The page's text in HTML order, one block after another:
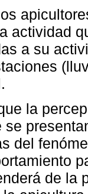
actividad
a su
la
se
del
de la